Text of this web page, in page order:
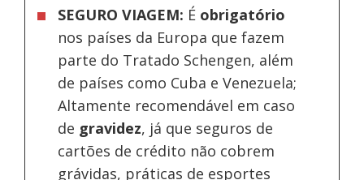
SEGURO VIAGEM: É obrigatório
nos países da Europa que fazem
parte do Tratado Schengen, além
de países como Cuba e Venezuela;
Altamente recomendável em caso
de gravidez, já que seguros de
cartões de crédito não cobrem
grávidas, práticas de esportes